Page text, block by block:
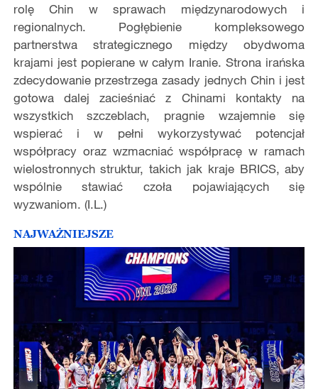
rolę Chin w sprawach międzynarodowych i
regionalnych. Pogłębienie kompleksowego
partnerstwa strategicznego między obydwoma
krajami jest popierane w całym Iranie. Strona irańska
zdecydowanie przestrzega zasady jednych Chin i jest
gotowa dalej zacieśniać z Chinami kontakty na
wszystkich szczeblach, pragnie wzajemnie się
wspierać i w pełni wykorzystywać potencjał
współpracy oraz wzmacniać współpracę w ramach
wielostronnych struktur, takich jak kraje BRICS, aby
wspólnie stawiać czoła pojawiających się
wyzwaniom. (I.L.)
NAJWAŻNIEJSZE